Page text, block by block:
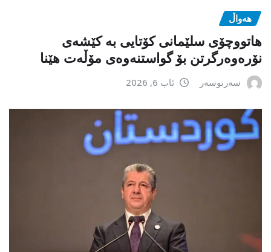
هەواڵ
هاتووچۆی سلێمانی کۆتایی بە کێشەی
نۆرەوەرگرتن بۆ گواستنەوەی مۆڵەت هێنا
سەرنوسەر ئاب 6, 2026